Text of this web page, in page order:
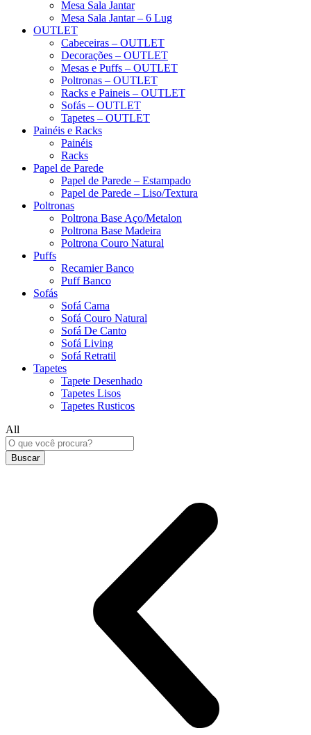
Mesa Sala Jantar
Mesa Sala Jantar – 6 Lug
OUTLET
Cabeceiras – OUTLET
Decorações – OUTLET
Mesas e Puffs – OUTLET
Poltronas – OUTLET
Racks e Paineis – OUTLET
Sofás – OUTLET
Tapetes – OUTLET
Painéis e Racks
Painéis
Racks
Papel de Parede
Papel de Parede – Estampado
Papel de Parede – Liso/Textura
Poltronas
Poltrona Base Aço/Metalon
Poltrona Base Madeira
Poltrona Couro Natural
Puffs
Recamier Banco
Puff Banco
Sofás
Sofá Cama
Sofá Couro Natural
Sofá De Canto
Sofá Living
Sofá Retratil
Tapetes
Tapete Desenhado
Tapetes Lisos
Tapetes Rusticos
All
Buscar